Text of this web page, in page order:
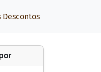
Descontos